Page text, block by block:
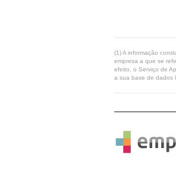
(1) A informação
empresa a que se
efeito, o Serviço de
a sua base de dados